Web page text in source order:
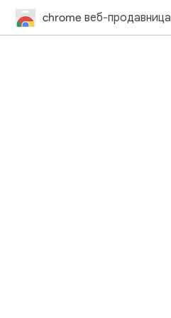
chrome веб-продавница